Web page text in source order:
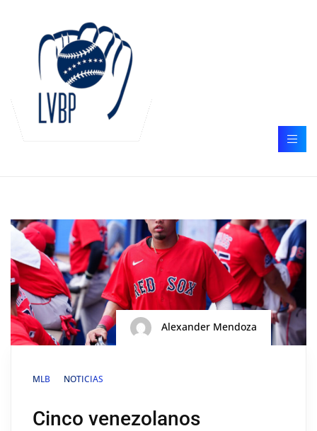
Alexander Mendoza
MLB NOTICIAS
Cinco venezolanos